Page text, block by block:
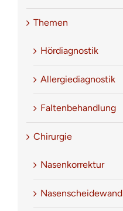
Themen
Hördiagnostik
Allergiediagnostik
Faltenbehandlung
Chirurgie
Nasenkorrektur
Nasenscheidewand